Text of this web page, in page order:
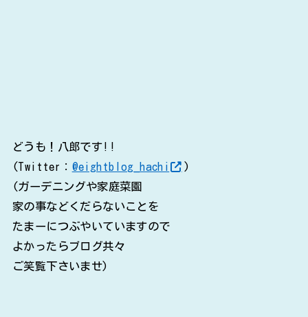
どうも！八郎です!!
(Twitter： @eightblog_hachi
)
(ガーデニングや家庭菜園
家の事などくだらないことを
たまーにつぶやいていますので
よかったらブログ共々
ご笑覧下さいませ)